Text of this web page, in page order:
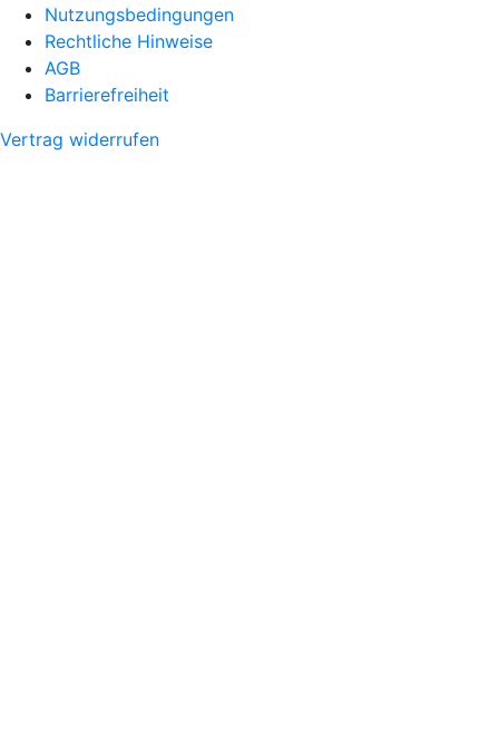
Nutzungsbedingungen
Rechtliche Hinweise
AGB
Barrierefreiheit
Vertrag widerrufen